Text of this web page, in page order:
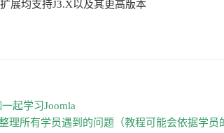
展均支持J3.X以及其更高版本
起学习Joomla
理所有学员遇到的问题（教程可能会依据学员